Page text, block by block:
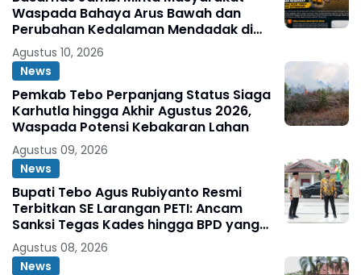
Waspada Bahaya Arus Bawah dan
Perubahan Kedalaman Mendadak di
Fenomena Pasir Timbul di Sungai
Batanghari
Agustus 10, 2026
News
Pemkab Tebo Perpanjang Status Siaga
Karhutla hingga Akhir Agustus 2026,
Waspada Potensi Kebakaran Lahan
Agustus 09, 2026
News
Bupati Tebo Agus Rubiyanto Resmi
Terbitkan SE Larangan PETI: Ancam
Sanksi Tegas Kades hingga BPD yang
Terlibat
Agustus 08, 2026
News